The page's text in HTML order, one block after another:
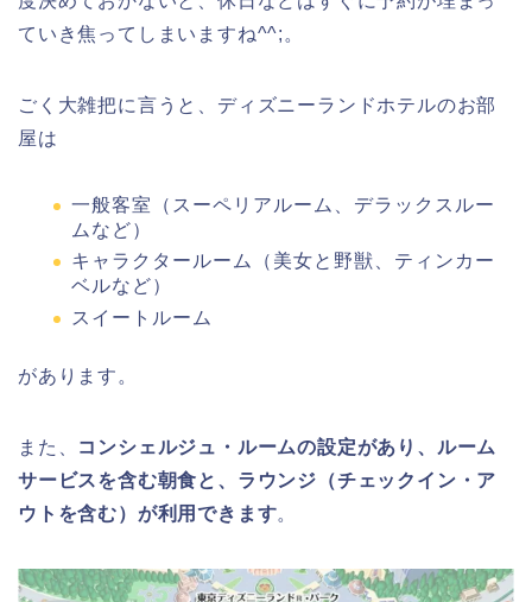
ていき焦ってしまいますね^^;。
ごく大雑把に言うと、ディズニーランドホテルのお部
屋は
一般客室（スーペリアルーム、デラックスルー
ムなど）
キャラクタールーム（美女と野獣、ティンカー
ベルなど）
スイートルーム
があります。
また、 コンシェルジュ・ルームの設定があり、ルーム
サービスを含む朝食と、ラウンジ（チェックイン・ア
ウトを含む）が利用できます。